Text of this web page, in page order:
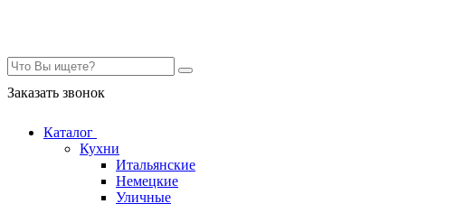
Заказать звонок
Каталог
Кухни
Итальянские
Немецкие
Уличные